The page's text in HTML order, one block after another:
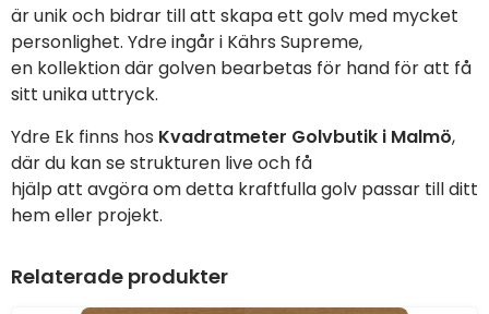
är unik och bidrar till att skapa ett golv med mycket
personlighet. Ydre ingår i Kährs Supreme,
en kollektion där golven bearbetas för hand för att få
sitt unika uttryck.
Ydre Ek finns hos Kvadratmeter Golvbutik i Malmö,
där du kan se strukturen live och få
hjälp att avgöra om detta kraftfulla golv passar till ditt
hem eller projekt.
Relaterade produkter